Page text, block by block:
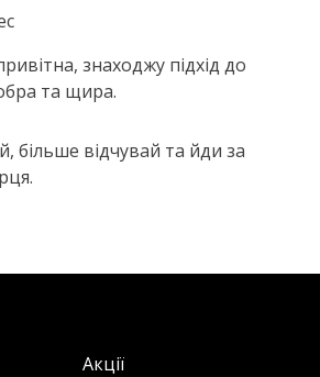
знаходжу підхід до
та щира.
більше відчувай та йди за
Акції